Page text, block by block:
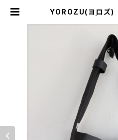
YOROZU(ヨロズ)